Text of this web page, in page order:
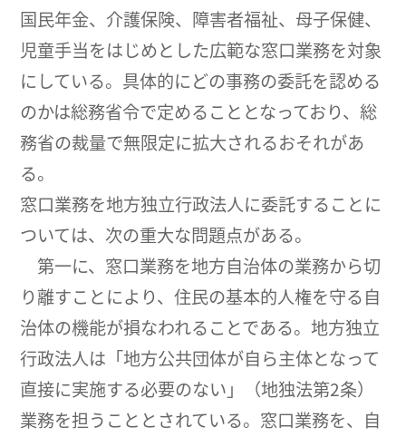
国民年金、介護保険、障害者福祉、母子保健、
児童手当をはじめとした広範な窓口業務を対象
にしている。具体的にどの事務の委託を認める
のかは総務省令で定めることとなっており、総
務省の裁量で無限定に拡大されるおそれがあ
る。
窓口業務を地方独立行政法人に委託することに
ついては、次の重大な問題点がある。
第一に、窓口業務を地方自治体の業務から切
り離すことにより、住民の基本的人権を守る自
治体の機能が損なわれることである。地方独立
行政法人は「地方公共団体が自ら主体となって
直接に実施する必要のない」（地独法第2条）
業務を担うこととされている。窓口業務を、自